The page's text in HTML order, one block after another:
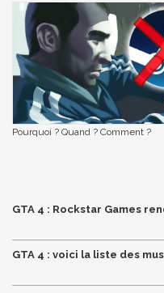
Pourquoi ? Quand ? Comment ?
GTA 4 : Rockstar Games
GTA 4 : voici la liste des